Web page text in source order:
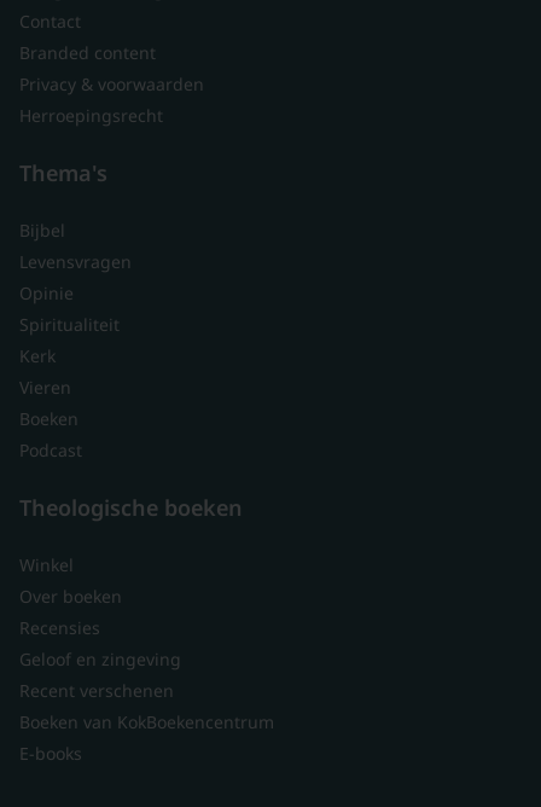
Contact
Branded content
Privacy & voorwaarden
Herroepingsrecht
Thema's
Bijbel
Levensvragen
Opinie
Spiritualiteit
Kerk
Vieren
Boeken
Podcast
Theologische boeken
Winkel
Over boeken
Recensies
Geloof en zingeving
Recent verschenen
Boeken van KokBoekencentrum
E-books